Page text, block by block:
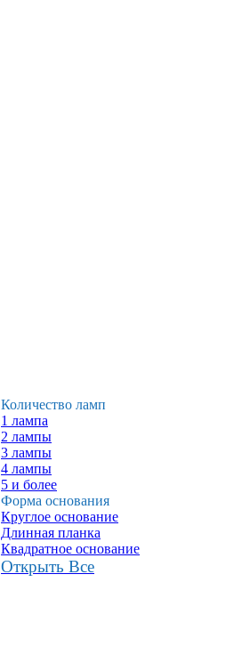
Количество ламп
1 лампа
2 лампы
3 лампы
4 лампы
5 и более
Форма основания
Круглое основание
Длинная планка
Квадратное основание
Открыть Все